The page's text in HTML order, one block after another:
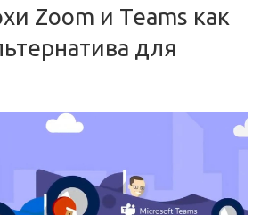
Zoom и Teams как
для